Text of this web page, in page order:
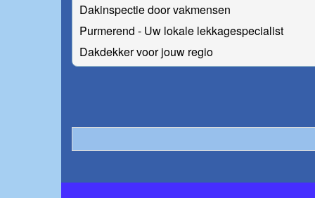
Dakinspectie door vakmensen
Purmerend - Uw lokale lekkagespecialist
Dakdekker voor jouw regio